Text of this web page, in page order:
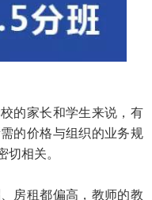
的家长和学生来说，有
的价格与组织的业务规
切相关。
房租都偏高，教师的教